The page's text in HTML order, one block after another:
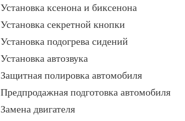
Установка ксенона и биксенона
Установка секретной кнопки
Установка подогрева сидений
Установка автозвука
Защитная полировка автомобиля
Предпродажная подготовка автомобиля
Замена двигателя